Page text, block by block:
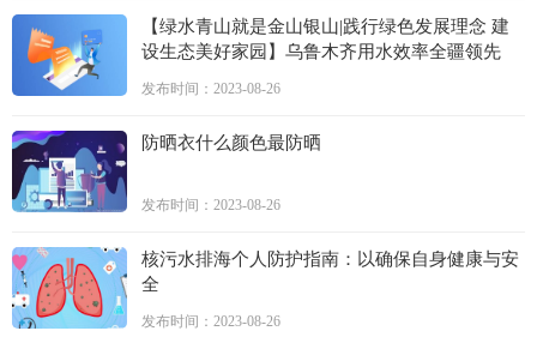
【绿水青山就是金山银山|践行绿色发展理念 建
设生态美好家园】乌鲁木齐用水效率全疆领先
发布时间：2023-08-26
防晒衣什么颜色最防晒
发布时间：2023-08-26
核污水排海个人防护指南：以确保自身健康与安
全
发布时间：2023-08-26